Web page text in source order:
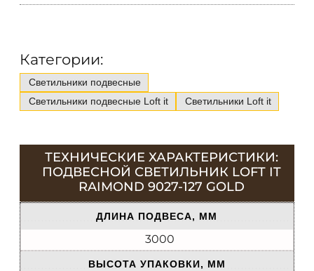
Категории:
Светильники подвесные
Светильники подвесные Loft it
Светильники Loft it
ТЕХНИЧЕСКИЕ ХАРАКТЕРИСТИКИ:
ПОДВЕСНОЙ СВЕТИЛЬНИК LOFT IT
RAIMOND 9027-127 GOLD
ДЛИНА ПОДВЕСА, ММ
3000
ВЫСОТА УПАКОВКИ, ММ